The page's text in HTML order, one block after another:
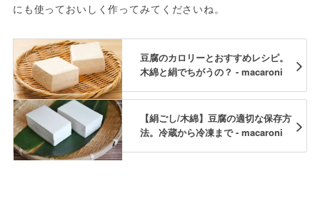
にも使っておいしく作ってみてくださいね。
豆腐のカロリーとおすすめレシピ。
木綿と絹でちがうの？ - macaroni
【絹ごし/木綿】豆腐の適切な保存方
法。冷蔵から冷凍まで - macaroni